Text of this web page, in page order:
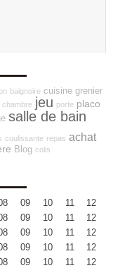
baignoire cuisine grenier
chambre jeu porte placo
salle de bain
coulissante repas achat
Blog colis
09 10 11
12
09 10 11
12
09 10 11
12
09 10 11
12
09 10 11
12